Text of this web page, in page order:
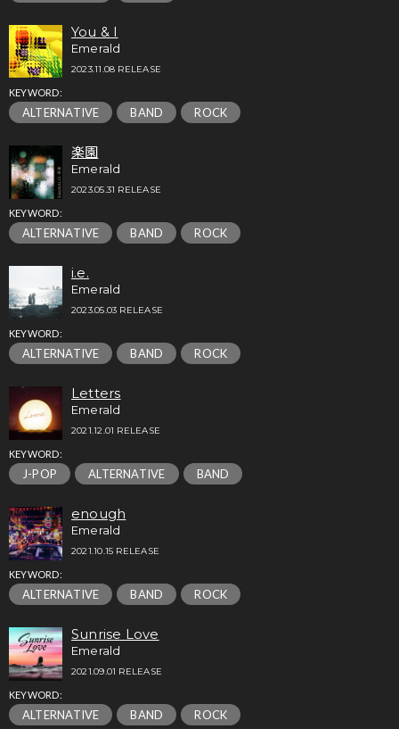
You & I
Emerald
2023.11.08 RELEASE
KEYWORD:
ALTERNATIVE BAND ROCK
楽園
Emerald
2023.05.31 RELEASE
KEYWORD:
ALTERNATIVE BAND ROCK
i.e.
Emerald
2023.05.03 RELEASE
KEYWORD:
ALTERNATIVE BAND ROCK
Letters
Emerald
2021.12.01 RELEASE
KEYWORD:
J-POP ALTERNATIVE BAND
enough
Emerald
2021.10.15 RELEASE
KEYWORD:
ALTERNATIVE BAND ROCK
Sunrise Love
Emerald
2021.09.01 RELEASE
KEYWORD:
ALTERNATIVE BAND ROCK